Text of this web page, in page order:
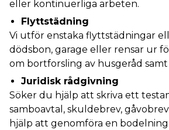
eller kontinuerliga arbeten.
Flyttstädning
Vi utför enstaka flyttstädningar
dödsbon, garage eller rensar ur
om bortforsling av husgeråd samt
Juridisk rådgivning
Söker du hjälp att skriva ett
samboavtal, skuldebrev,
hjälp att genomföra en